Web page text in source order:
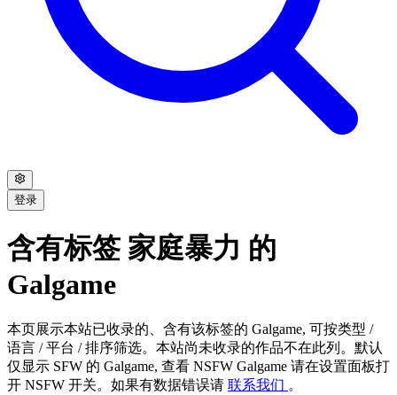
登录
含有标签 家庭暴力 的
Galgame
本页展示本站已收录的、含有该标签的 Galgame, 可按类型 /
语言 / 平台 / 排序筛选。本站尚未收录的作品不在此列。默认
仅显示 SFW 的 Galgame, 查看 NSFW Galgame 请在设置面板打
开 NSFW 开关。如果有数据错误请 联系我们 。